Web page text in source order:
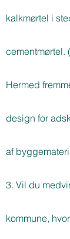
kalkmørtel i
cementmørtel. (
Hermed
design for
af
3. Vil du
kommune,